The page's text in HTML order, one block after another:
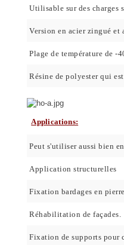
Utilisable sur des charges
Version en acier zingué et
Plage de température de -
Résine de polyester qui
Applications:
Peut s'utiliser aussi bien
Application structurelles
Fixation bardages en
Réhabilitation de façades.
Fixation de supports pour